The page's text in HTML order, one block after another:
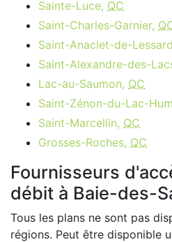
Sainte-Luce, QC
Saint-Charles-Garnier,
Saint-Anaclet-de-
Saint-Alexandre-des-
Lac-au-Saumon, QC
Saint-Zénon-du-Lac-
Saint-Marcellin, QC
Grosses-Roches, QC
Fournisseurs
débit à Baie-des-
Tous les plans ne sont pas
régions. Peut être disponible